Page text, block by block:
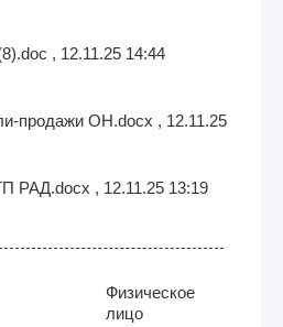
, 12.11.25 14:44
продажи ОН.docx , 12.11.25
РАД.docx , 12.11.25 13:19
Физическое
лицо